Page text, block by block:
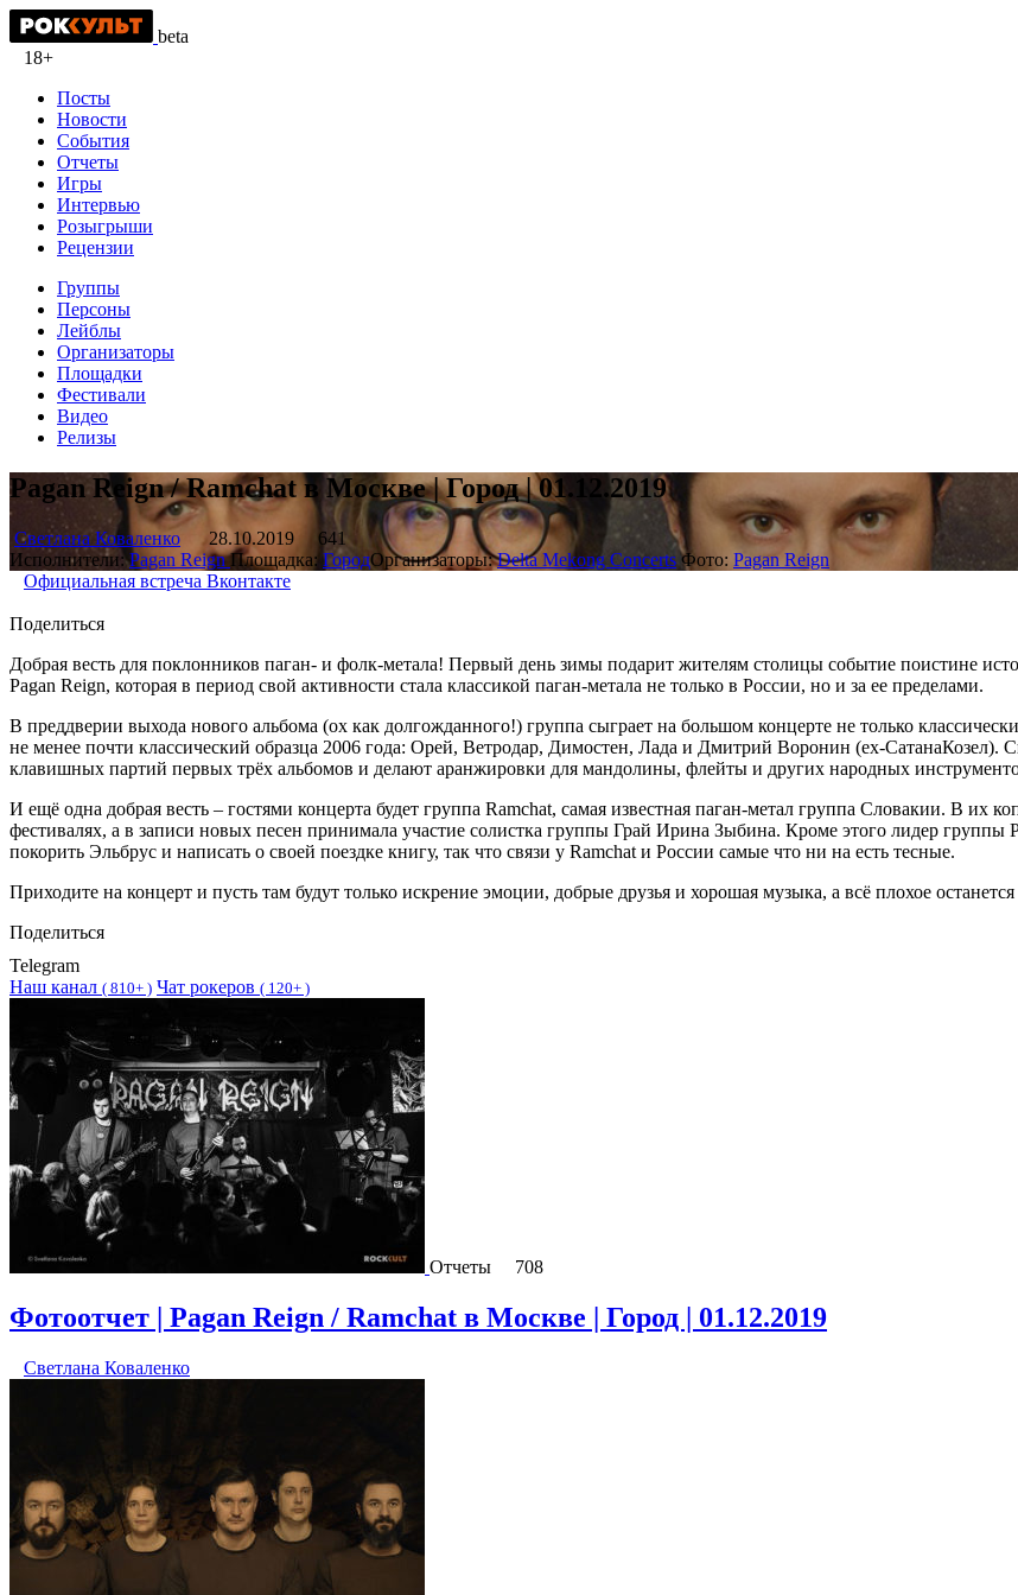
beta
18+
Посты
Новости
События
Отчеты
Игры
Интервью
Розыгрыши
Рецензии
Группы
Персоны
Лейблы
Организаторы
Площадки
Фестивали
Видео
Релизы
Pagan Reign / Ramchat в Москве | Город | 01.12.2019
Светлана Коваленко 28.10.2019
641
Исполнители:Pagan ReignПлощадка: ГородОрганизаторы:Delta Mekong Concerts Фото: Pagan Reign
Официальная встреча Вконтакте
Поделиться
Добрая весть для поклонников паган- и фолк-метала! Первый день зимы подарит жителям столицы событие поистине
Pagan Reign, которая в период свой активности стала классикой паган-метала не только в России, но и за ее пределами.
В преддверии выхода нового альбома (ох как долгожданного!) группа сыграет на большом концерте не только
не менее почти классический образца 2006 года: Орей, Ветродар, Димостен, Лада и Дмитрий Воронин (ex-СатанаКозел).
клавишных партий первых трёх альбомов и делают аранжировки для мандолины, флейты и других народных
И ещё одна добрая весть – гостями концерта будет группа Ramchat, самая известная паган-метал группа Словакии. В их
фестивалях, а в записи новых песен принимала участие солистка группы Грай Ирина Зыбина. Кроме этого лидер
покорить Эльбрус и написать о своей поездке книгу, так что связи у Ramchat и России самые что ни на есть тесные.
Приходите на концерт и пусть там будут только искрение эмоции, добрые друзья и хорошая музыка, а всё плохое
Поделиться
Telegram
Наш канал ( 810+ ) Чат рокеров ( 120+ )
Отчеты 708
Фотоотчет | Pagan Reign / Ramchat в Москве | Город | 01.12.2019
Светлана Коваленко